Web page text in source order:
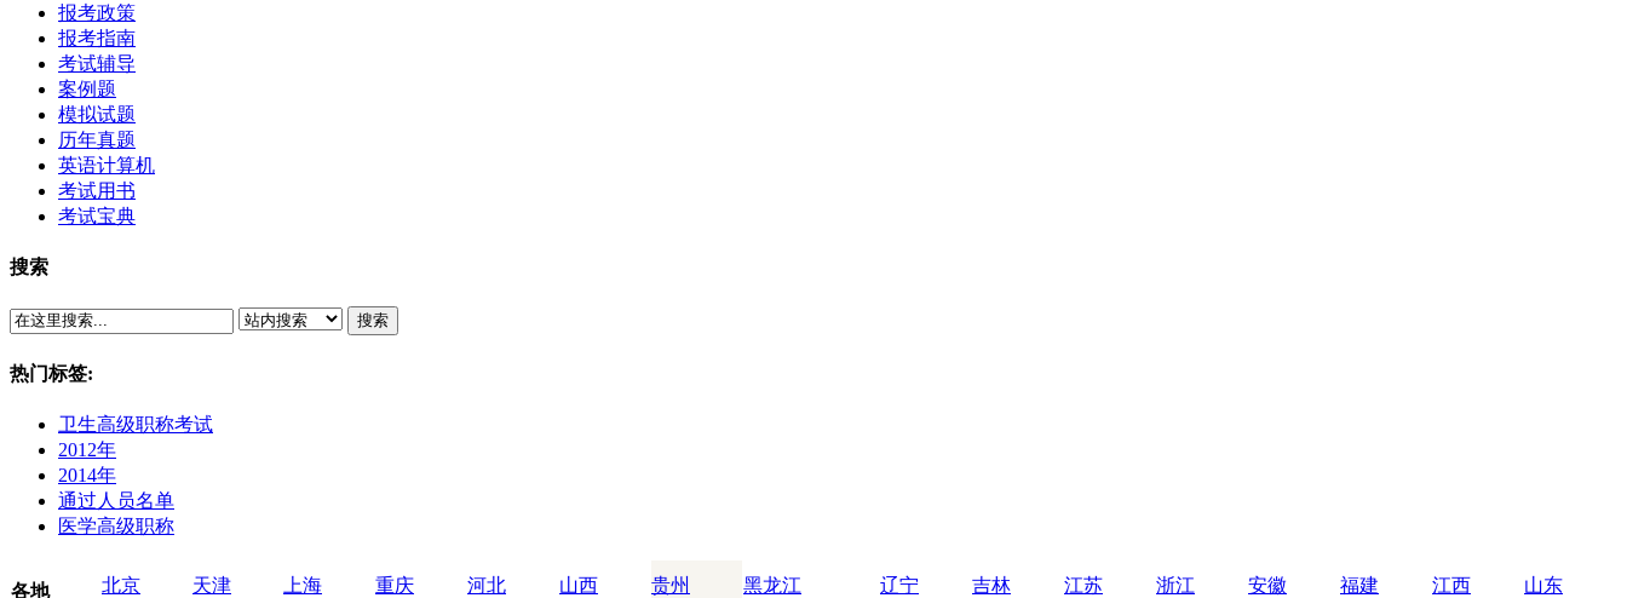
报考政策
报考指南
考试辅导
案例题
模拟试题
历年真题
英语计算机
考试用书
考试宝典
搜索
搜索
热门标签:
卫生高级职称考试
2012年
2014年
通过人员名单
医学高级职称
各地 北京 天津 上海 重庆 河北 山西 贵州 黑龙江 辽宁 吉林 江苏 浙江 安徽 福建 江西 山东